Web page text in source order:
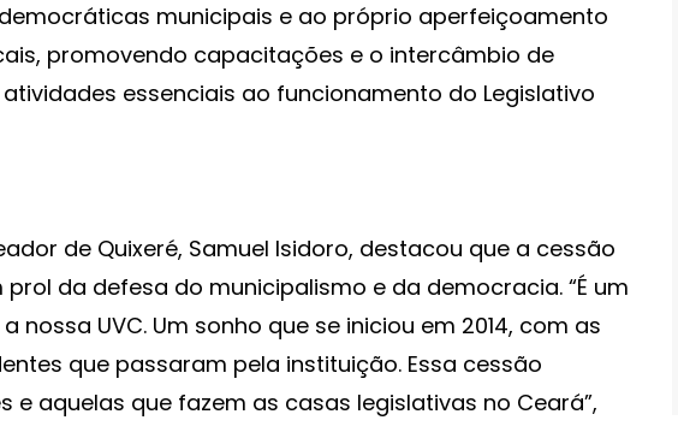
municipais e ao próprio aperfeiçoamento
promovendo capacitações e o intercâmbio de
essenciais ao funcionamento do Legislativo
de Quixeré, Samuel Isidoro, destacou que a cessão
da defesa do municipalismo e da democracia. “É um
nossa UVC. Um sonho que se iniciou em 2014, com as
que passaram pela instituição. Essa cessão
e aquelas que fazem as casas legislativas no Ceará”,